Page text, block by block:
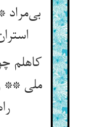
بی‌مراد
کاهلم
ملی **